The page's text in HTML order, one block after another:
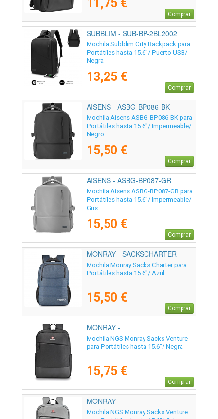
11,75 €
Comprar
SUBBLIM - SUB-BP-2BL2002
Mochila Subblim City Backpack para
Portátiles hasta 15.6"/ Puerto USB/
Negra
13,25 €
Comprar
AISENS - ASBG-BP086-BK
Mochila Aisens ASBG-BP086-BK para
Portátiles hasta 15.6"/ Impermeable/
Negro
15,50 €
Comprar
AISENS - ASBG-BP087-GR
Mochila Aisens ASBG-BP087-GR para
Portátiles hasta 15.6"/ Impermeable/
Gris
15,50 €
Comprar
MONRAY - SACKSCHARTER
Mochila Monray Sacks Charter para
Portátiles hasta 15.6"/ Azul
15,50 €
Comprar
MONRAY -
SACKSVENTUREBLACK
Mochila NGS Monray Sacks Venture
para Portátiles hasta 15.6"/ Negra
15,75 €
Comprar
MONRAY -
SACKSVENTUREGRAY
Mochila NGS Monray Sacks Venture